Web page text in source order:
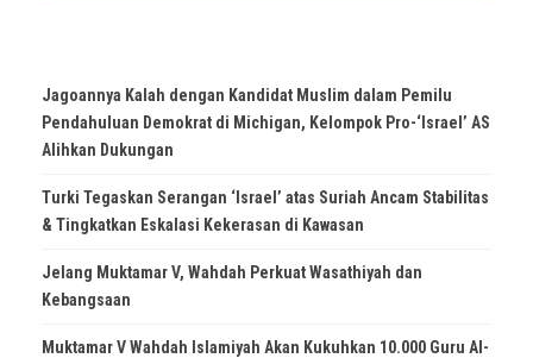
Jagoannya Kalah dengan Kandidat Muslim dalam Pemilu
Pendahuluan Demokrat di Michigan, Kelompok Pro-‘Israel’ AS
Alihkan Dukungan
Turki Tegaskan Serangan ‘Israel’ atas Suriah Ancam Stabilitas
& Tingkatkan Eskalasi Kekerasan di Kawasan
Jelang Muktamar V, Wahdah Perkuat Wasathiyah dan
Kebangsaan
Muktamar V Wahdah Islamiyah Akan Kukuhkan 10.000 Guru Al-